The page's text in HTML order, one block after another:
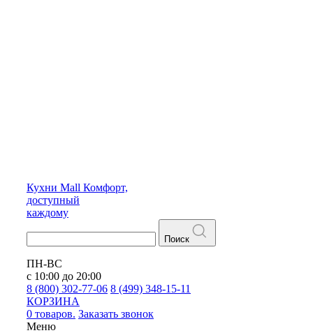
Кухни Mall Комфорт,
доступный
каждому
Поиск
ПН-ВС
с 10:00 до 20:00
8 (800) 302-77-06 8 (499) 348-15-11
КОРЗИНА
0 товаров. Заказать звонок
Меню